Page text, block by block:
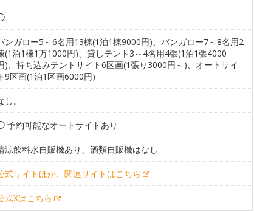
ンガロー5～6名用13棟(1泊1棟9000円)、バンガロー7～8名用2
(1泊1棟1万1000円)、貸しテント3～4名用4張(1泊1張4000
)、持ち込みテントサイト6区画(1張り3000円～)、オートサイ
ト9区画(1泊1区画6000円)
し。
予約可能なオートサイトあり
涼飲料水自販機あり、酒類自販機はなし
式サイトほか、関連サイトはこちら
式Xはこちら